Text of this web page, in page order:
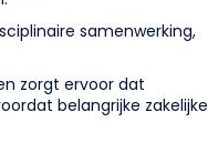
samenwerking,
zorgt ervoor dat
belangrijke zakelijke